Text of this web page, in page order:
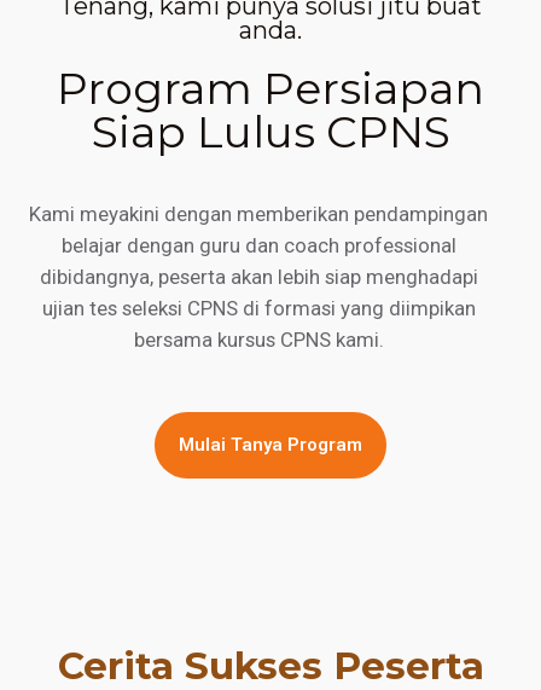
Tenang, kami punya solusi jitu buat
anda.
Program Persiapan
Siap Lulus CPNS
Kami meyakini dengan memberikan pendampingan
belajar dengan guru dan coach professional
dibidangnya, peserta akan lebih siap menghadapi
ujian tes seleksi CPNS di formasi yang diimpikan
bersama kursus CPNS kami.
Mulai Tanya Program
Cerita Sukses Peserta